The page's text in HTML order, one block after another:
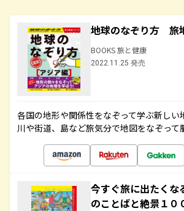
地球のなぞり方 旅
BOOKS 旅と健康
2022.11.25 発売
各国の地形や関係性をなぞって学ぶ新しい
川や街道、島など旅気分で地図をなぞって
今すぐ旅に出たくな
のことばと絶景１０